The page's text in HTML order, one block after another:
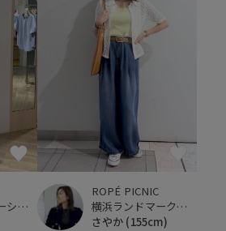
柏高島屋ステーションモール
ROPÉ PICNIC
横浜ランドマークタワー
さやか (155cm)